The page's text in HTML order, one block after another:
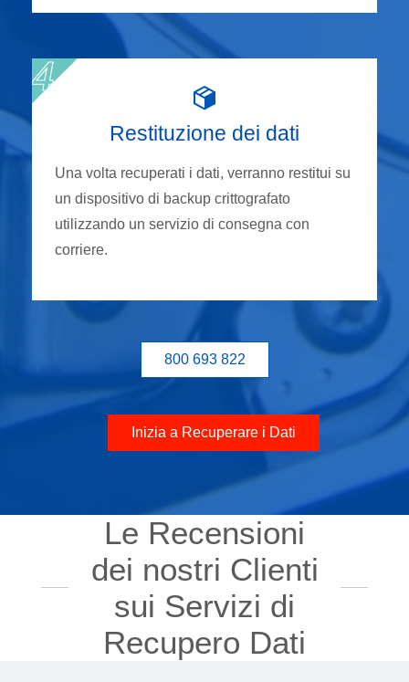
Restituzione dei dati
Una volta recuperati i dati, verranno restitui su
un dispositivo di backup crittografato
utilizzando un servizio di consegna con
corriere.
800 693 822
Inizia a Recuperare i Dati
Le Recensioni
dei nostri Clienti
sui Servizi di
Recupero Dati